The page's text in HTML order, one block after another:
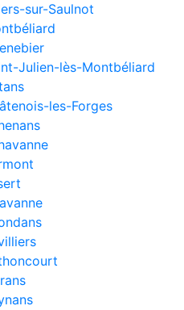
sur-Saulnot
Julien-lès-Montbéliard
les-Forges